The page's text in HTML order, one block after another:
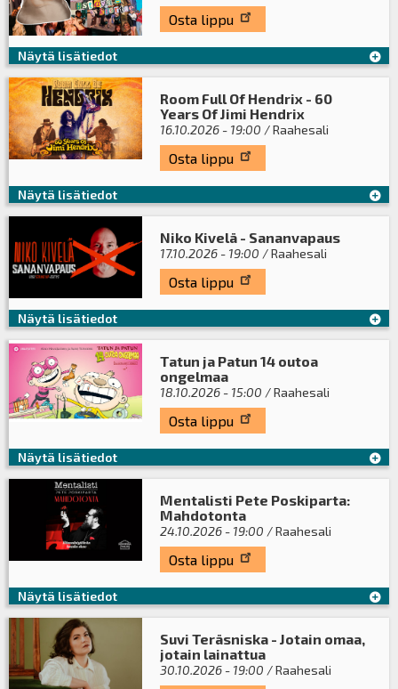
Osta lippu
Näytä lisätiedot
Room Full Of Hendrix - 60
Years Of Jimi Hendrix
16.10.2026 - 19:00 / Raahesali
Osta lippu
Näytä lisätiedot
Niko Kivelä - Sananvapaus
17.10.2026 - 19:00 / Raahesali
Osta lippu
Näytä lisätiedot
Tatun ja Patun 14 outoa
ongelmaa
18.10.2026 - 15:00 / Raahesali
Osta lippu
Näytä lisätiedot
Mentalisti Pete Poskiparta:
Mahdotonta
24.10.2026 - 19:00 / Raahesali
Osta lippu
Näytä lisätiedot
Suvi Teräsniska - Jotain omaa,
jotain lainattua
30.10.2026 - 19:00 / Raahesali